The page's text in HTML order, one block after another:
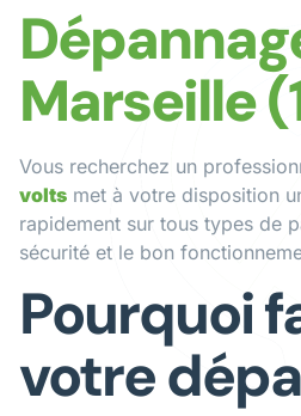
Marseille
Vous recherchez un
volts met à votre disposition
rapidement sur tous types de
sécurité et le bon
Pourquoi
votre